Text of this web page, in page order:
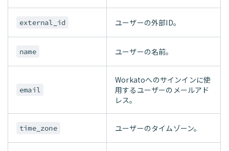
external_id ユーザーの外部ID。
name ユーザーの名前。
email
Workatoへのサインインに使
用するユーザーのメールアド
レス。
time_zone ユーザーのタイムゾーン。